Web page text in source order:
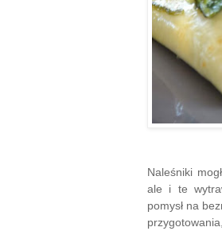
Naleśniki
ale i te
pomysł na